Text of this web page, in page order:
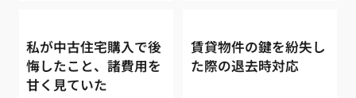
私が中古住宅購入で後
悔したこと、諸費用を
甘く見ていた
賃貸物件の鍵を紛失し
た際の退去時対応